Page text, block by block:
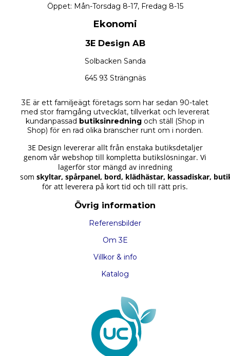
Öppet: Mån-Torsdag 8-17, Fredag 8-15
Ekonomi
3E Design AB
Solbacken Sanda
645 93 Strängnäs
3E är ett familjeägt företags som har sedan 90-talet
med stor framgång utvecklat, tillverkat och levererat
kundanpassad butiksinredning och ställ (Shop in
Shop) för en rad olika branscher runt om i norden.
3E Design levererar allt från enstaka butiksdetaljer
genom vår webshop till kompletta butikslösningar. Vi
lagerför stor mängd av inredning
som skyltar, spårpanel, bord, klädhästar, kassadiskar,
för att leverera på kort tid och till rätt pris.
Övrig information
Referensbilder
Om 3E
Villkor & info
Katalog